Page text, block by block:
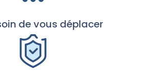
de vous déplacer